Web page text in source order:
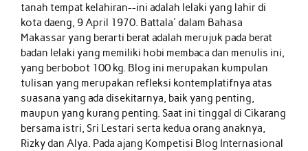
tanah tempat kelahiran--ini adalah lelaki yang lahir di
kota daeng, 9 April 1970. Battala' dalam Bahasa
Makassar yang berarti berat adalah merujuk pada berat
badan lelaki yang memiliki hobi membaca dan menulis ini,
yang berbobot 100 kg. Blog ini merupakan kumpulan
tulisan yang merupakan refleksi kontemplatifnya atas
suasana yang ada disekitarnya, baik yang penting,
maupun yang kurang penting. Saat ini tinggal di Cikarang
bersama istri, Sri Lestari serta kedua orang anaknya,
Rizky dan Alya. Pada ajang Kompetisi Blog Internasional